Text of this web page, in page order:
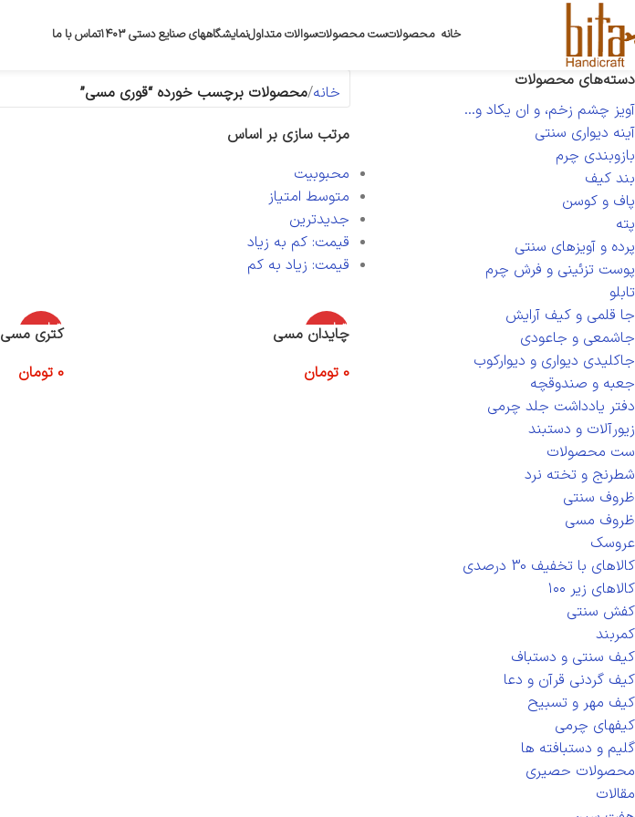
خانه محصولاتست محصولاتسوالات متداولنمایشگاههای صنایع دستی ۱۴۰۳ تماس با ما
دسته‌های محصولات
آویز چشم زخم، و ان یکاد و...
آینه دیواری سنتی
بازوبندی چرم
بند کیف
پاف و کوسن
پته
پرده و آویزهای سنتی
پوست تزئینی و فرش چرم
تابلو
جا قلمی و کیف آرایش
جاشمعی و جاعودی
جاکلیدی دیواری و دیوارکوب
جعبه و صندوقچه
دفتر یادداشت جلد چرمی
زیورآلات و دستبند
ست محصولات
شطرنج و تخته نرد
ظروف سنتی
ظروف مسی
عروسک
کالاهای با تخفیف 30 درصدی
کالاهای زیر ۱۰۰
کفش سنتی
کمربند
کیف سنتی و دستباف
کیف گردنی قرآن و دعا
کیف مهر و تسبیح
کیفهای چرمی
گلیم و دستبافته ها
محصولات حصیری
مقالات
خانه محصولات برچسب خورده “قوری مسی”
مرتب سازی بر اساس
محبوبیت
متوسط امتیاز
جدیدترین
قیمت: کم به زیاد
قیمت: زیاد به کم
اتمام موج
ودی
چایدان مسی
0 تومان
اتمام موج
ودی
کتری مسی
0 تومان